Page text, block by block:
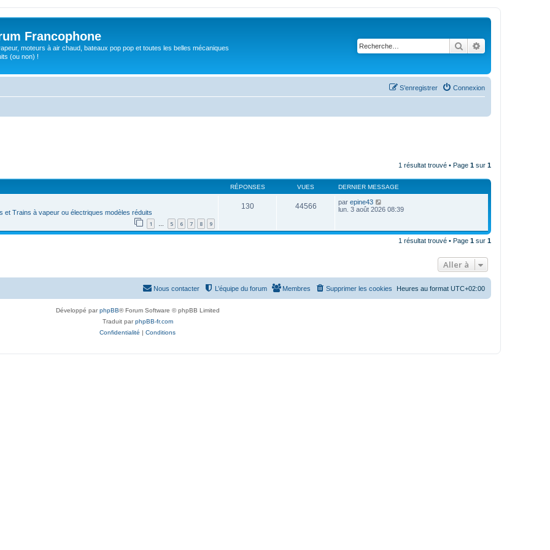
Francophone
moteurs à air chaud, bateaux pop pop et toutes les belles mécaniques
(ou non) !
Rechercher
Connexion
S’enregistrer
1 résultat trouvé • Page 1 sur 1
RÉPONSES VUES DERNIER MESSAGE
et Trains à vapeur ou électriques modèles réduits
1 … 5 6 7 8 9
130 44566 par epine43
lun. 3 août 2026 08:39
1 résultat trouvé • Page 1 sur 1
Aller à
Heures au format UTC+02:00
Supprimer les cookies
Membres
L’équipe du forum
Nous contacter
Développé parphpBB® Forum Software © phpBB Limited
Traduit parphpBB-fr.com
Confidentialité | Conditions